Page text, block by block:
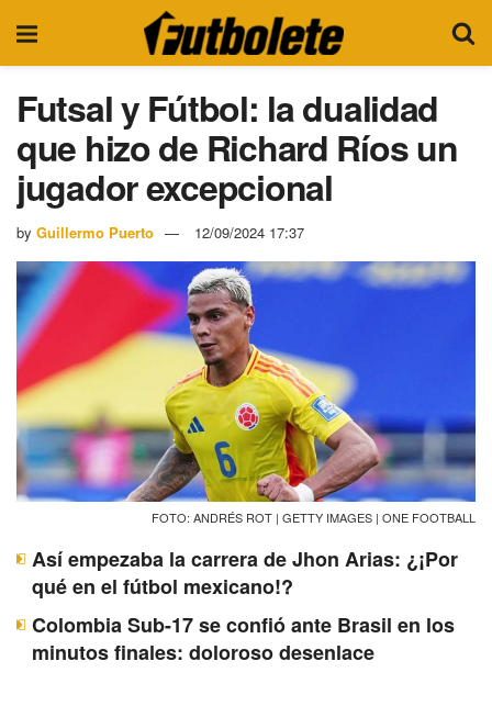
Futsal y Fútbol: la dualidad
que hizo de Richard Ríos un
jugador excepcional
by Guillermo Puerto 12/09/2024 17:37
FOTO: ANDRÉS ROT | GETTY IMAGES | ONE FOOTBALL
Así empezaba la carrera de Jhon Arias: ¿¡Por
qué en el fútbol mexicano!?
Colombia Sub-17 se confió ante Brasil en los
minutos finales: doloroso desenlace